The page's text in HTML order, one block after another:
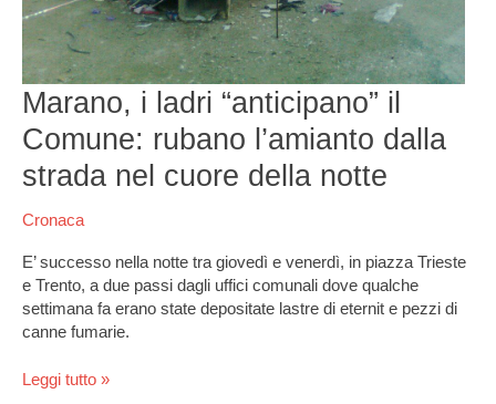
Marano, i ladri “anticipano” il
Comune: rubano l’amianto dalla
strada nel cuore della notte
Cronaca
E’ successo nella notte tra giovedì e venerdì, in piazza Trieste
e Trento, a due passi dagli uffici comunali dove qualche
settimana fa erano state depositate lastre di eternit e pezzi di
canne fumarie.
cuore
della
notte
Leggi tutto »